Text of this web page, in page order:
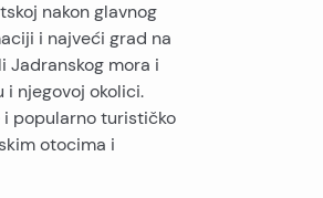
nakon glavnog
i najveći grad na
Jadranskog mora i
njegovoj okolici.
popularno turističko
otocima i